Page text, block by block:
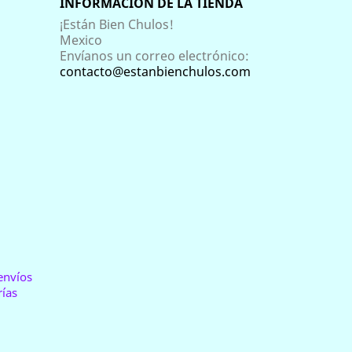
¡Están Bien Chulos!
Mexico
Envíanos un correo electrónico:
contacto@estanbienchulos.com